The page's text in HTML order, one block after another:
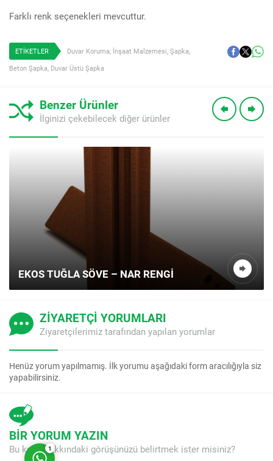
Farklı renk seçenekleri mevcuttur.
ETİKETLER Duvar Koruma, İnşaat Malzemesi, Şapka,
Beton Şapka, Duvar Üstü Şapka
Benzer Ürünler
İlginizi çekebilecek diğer ürünler
EKOS TUĞLA SÖVE – NAR RENGI
ZİYARETÇİ YORUMLARI
Ziyaretçilerimiz tarafından yapılan yorumlar
Henüz yorum yapılmamış. İlk yorumu aşağıdaki form aracılığıyla siz
yapabilirsiniz.
BİR YORUM YAZIN
Bu konu hakkındaki görüşünüzü belirtmek ister misiniz?
Müşteri Temsilcisi
1